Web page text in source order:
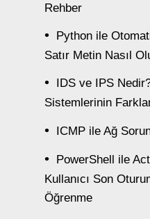
Rehber
Python ile
Satır Metin Nasıl
IDS ve IPS
Sistemlerinin
ICMP ile Ağ
PowerShell ile
Kullanıcı Son
Öğrenme